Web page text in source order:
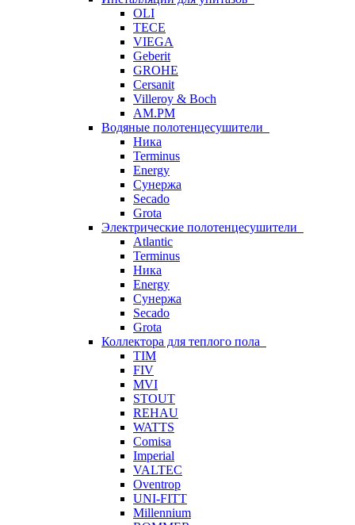
OLI
TECE
VIEGA
Geberit
GROHE
Cersanit
Villeroy & Boch
AM.PM
Водяные полотенцесушители
Ника
Terminus
Energy
Сунержа
Secado
Grota
Электрические полотенцесушители
Atlantic
Terminus
Ника
Energy
Сунержа
Secado
Grota
Коллектора для теплого пола
TIM
FIV
MVI
STOUT
REHAU
WATTS
Comisa
Imperial
VALTEC
Oventrop
UNI-FITT
Millennium